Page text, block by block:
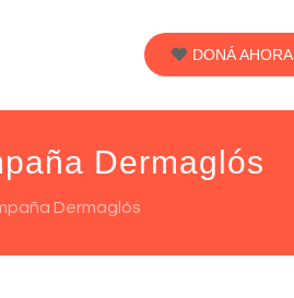
DONÁ AHORA
Dermaglós
Dermaglós